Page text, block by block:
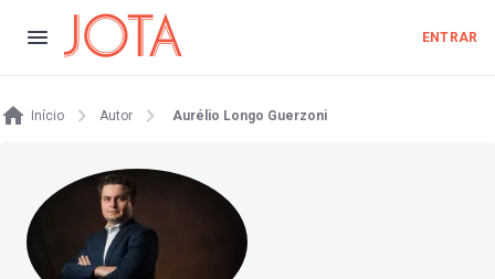
ENTRAR
Início Autor Aurélio Longo Guerzoni